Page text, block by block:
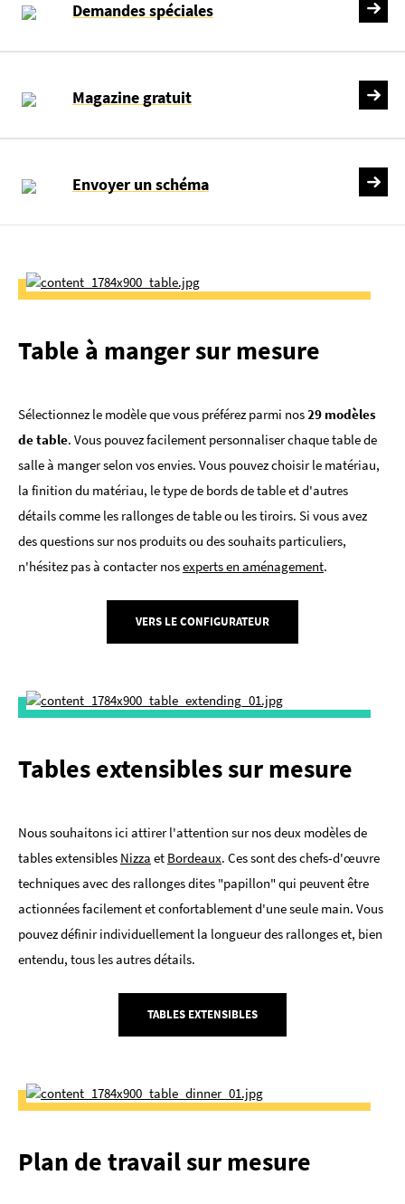
Demandes spéciales
Magazine gratuit
Envoyer un schéma
Table à manger sur mesure
Sélectionnez le modèle que vous préférez parmi nos29 modèles
de table. Vous pouvez facilement personnaliser chaque table de
salle à manger selon vos envies. Vous pouvez choisir le matériau,
la finition du matériau, le type de bords de table et d'autres
détails comme les rallonges de table ou les tiroirs. Si vous avez
des questions sur nos produits ou des souhaits particuliers,
n'hésitez pas à contacter nosexperts en aménagement.
VERS LE CONFIGURATEUR
Tables extensibles sur mesure
Nous souhaitons ici attirer l'attention sur nos deux modèles de
tables extensibles Nizza et Bordeaux. Ces sont des chefs-d'œuvre
techniques avec des rallonges dites "papillon" qui peuvent être
actionnées facilement et confortablement d'une seule main. Vous
pouvez définir individuellement la longueur des rallonges et, bien
entendu, tous les autres détails.
TABLES EXTENSIBLES
Plan de travail sur mesure